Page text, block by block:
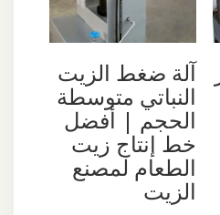
آلة ضغط الزيت
النباتي متوسطة
الحجم | أفضل
خط إنتاج زيت
الطعام لمصنع
الزيت